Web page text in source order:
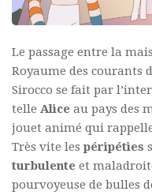
Le passage entre la
Royaume des courants
Sirocco se fait par
telle Alice au pays des
jouet animé qui
Très vite les péripéties
turbulente et
pourvoyeuse de bulles